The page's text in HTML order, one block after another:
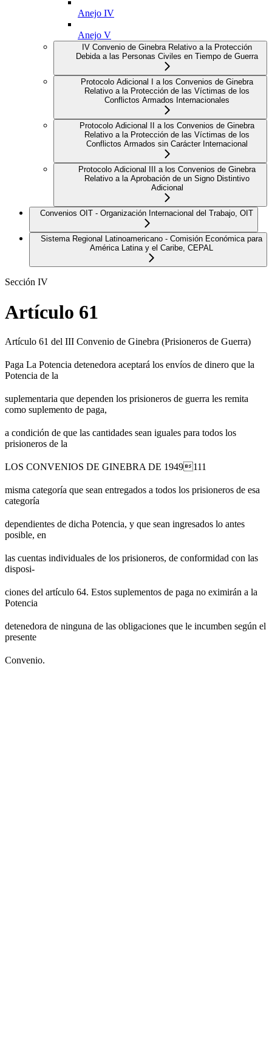
Anejo IV
Anejo V
IV Convenio de Ginebra Relativo a la Protección
Debida a las Personas Civiles en Tiempo de Guerra
Protocolo Adicional I a los Convenios de Ginebra
Relativo a la Protección de las Víctimas de los
Conflictos Armados Internacionales
Protocolo Adicional II a los Convenios de Ginebra
Relativo a la Protección de las Víctimas de los
Conflictos Armados sin Carácter Internacional
Protocolo Adicional III a los Convenios de Ginebra
Relativo a la Aprobación de un Signo Distintivo
Adicional
Convenios OIT - Organización Internacional del Trabajo, OIT
Sistema Regional Latinoamericano - Comisión Económica para
América Latina y el Caribe, CEPAL
Sección IV
Artículo 61
Artículo 61 del III Convenio de Ginebra (Prisioneros de Guerra)
Paga La Potencia detenedora aceptará los envíos de dinero que la
Potencia de la
suplementaria que dependen los prisioneros de guerra les remita
como suplemento de paga,
a condición de que las cantidades sean iguales para todos los
prisioneros de la
LOS CONVENIOS DE GINEBRA DE 1949111
misma categoría que sean entregados a todos los prisioneros de esa
categoría
dependientes de dicha Potencia, y que sean ingresados lo antes
posible, en
las cuentas individuales de los prisioneros, de conformidad con las
disposi-
ciones del artículo 64. Estos suplementos de paga no eximirán a la
Potencia
detenedora de ninguna de las obligaciones que le incumben según el
presente
Convenio.